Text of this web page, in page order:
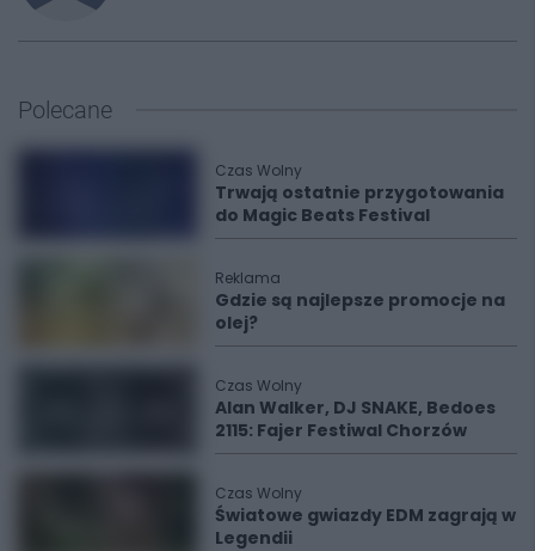
Polecane
Czas Wolny
Trwają ostatnie przygotowania
do Magic Beats Festival
Reklama
Gdzie są najlepsze promocje na
olej?
Czas Wolny
Alan Walker, DJ SNAKE, Bedoes
2115: Fajer Festiwal Chorzów
Czas Wolny
Światowe gwiazdy EDM zagrają w
Legendii